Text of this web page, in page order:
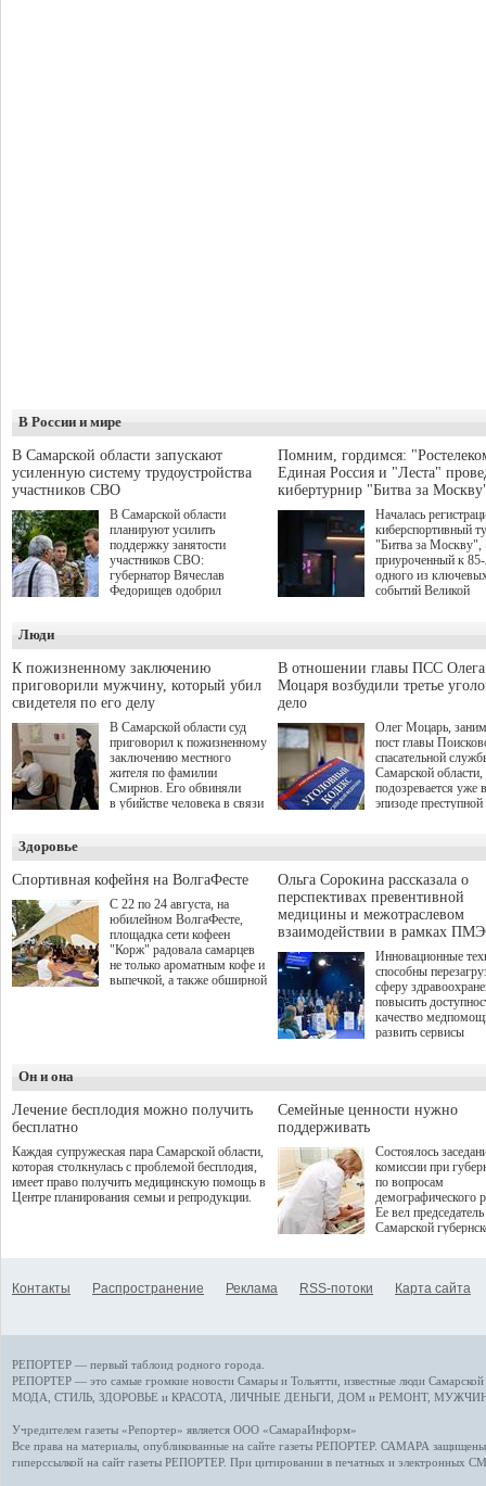
В России и мире
В Самарской области запускают
усиленную систему трудоустройства
участников СВО
В Самарской области
планируют усилить
поддержку занятости
участников СВО:
губернатор Вячеслав
Федорищев одобрил
Живайкина, направленные
на трудоустройство и более
спокойную адаптацию к
мирной жизни.
Помним, гордимся:
Единая Россия и "Леста"
кибертурнир "Битва за
Началась
киберспортивный
"Битва за Москву",
приуроченный к
одного из
событий Великой
игре "Мир танков"
выступили
партия "Единая
игровая студия
Люди
К пожизненному заключению
приговорили мужчину, который убил
свидетеля по его делу
В Самарской области суд
приговорил к пожизненному
заключению местного
жителя по фамилии
Смирнов. Его обвиняли
в убийстве человека в связи
В отношении главы ПСС Олега
Моцаря возбудили третье
дело
Олег Моцарь,
пост главы
спасательной
Самарской области,
подозревается уже
эпизоде преступной
а сам он
Здоровье
Спортивная кофейня на ВолгаФесте
С 22 по 24 августа, на
юбилейном ВолгаФесте,
площадка сети кофеен
"Корж" радовала самарцев
не только ароматным кофе и
выпечкой, а также обширной
Ольга Сорокина рассказала о
перспективах превентивной
медицины и межотраслевом
взаимодействии в рамках
Инновационные
способны
сферу
повысить
качество
развить сервисы
определенными
К ним можно
возникающие при
данными
более динамичного
проникновения
сегмент
отраслевое
рассказала Ольга
ходе сессии
качества жизни" в
ПМЭФ 2025. В
РФ Михаил
представители
Государственной
Он и она
Лечение бесплодия можно получить
бесплатно
Каждая супружеская пара Самарской области,
которая столкнулась с проблемой бесплодия,
имеет право получить медицинскую помощь в
Центре планирования семьи и репродукции.
Семейные ценности нужно
поддерживать
Состоялось
комиссии при
по вопросам
демографического
Ее вел председатель
Самарской
Контакты Распространение Реклама RSS-потоки Карта сайта
РЕПОРТЕР — первый таблоид родного города.
РЕПОРТЕР — это самые громкие новости Самары и Тольятти, известные люди
МОДА, СТИЛЬ ЗДОРОВЬЕ и КРАСОТА ЛИЧНЫЕ ДЕНЬГИ ДОМ и РЕМОНТ,
Учредителем газеты «Репортер» является ООО «СамараИнформ»
Все права на материалы, опубликованные на сайте газеты РЕПОРТЕР. САМАРА защищены.
гиперссылкой на сайт газеты РЕПОРТЕР. При цитировании в печатных и электронных